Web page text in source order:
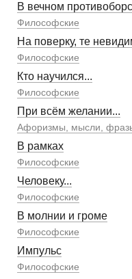
В вечном
Философские
На поверку, те
Философские
Кто научился...
Философские
При всём желании...
Афоризмы, мысли,
В рамках
Философские
Человеку...
Философские
В молнии и громе
Философские
Импульс
Философские